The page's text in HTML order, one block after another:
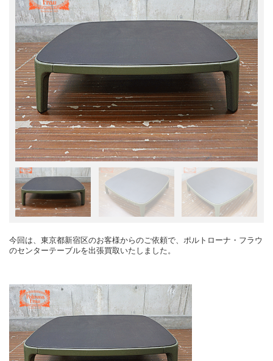
今回は、東京都新宿区のお客様からのご依頼で、ポルトローナ・フラウ
のセンターテーブルを出張買取いたしました。